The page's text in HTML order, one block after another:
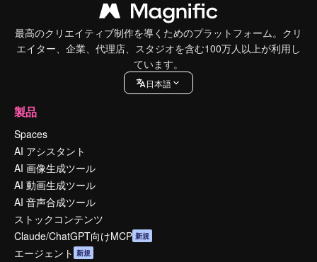
最高のクリエイティブ制作を導くためのプラットフォーム。クリ
エイター、企業、代理店、スタジオを含む100万人以上が利用し
ています。
日本語
製品
Spaces
AI アシスタント
AI 画像生成ツール
AI 動画生成ツール
AI 音声合成ツール
ストックコンテンツ
Claude/ChatGPT向けMCP 新規
エージェント 新規